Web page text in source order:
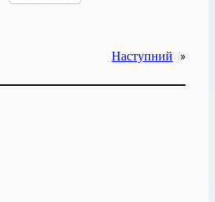
Наступний »